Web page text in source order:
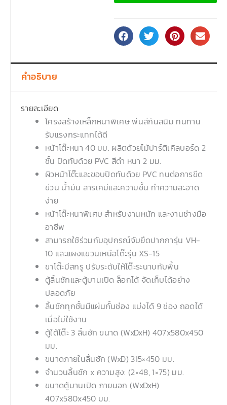
คำอธิบาย
รายละเอียด
โครงสร้างเหล็กหนาพิเศษ พ่นสีกันสนิม ทนทาน
รับแรงกระแทกได้ดี
หน้าโต๊ะหนา 40 มม. ผลิตด้วยไม้ปาร์ติเคิลบอร์ด 2
ชั้น ปิดทับด้วย PVC สีดำ หนา 2 มม.
ผิวหน้าโต๊ะและขอบปิดทับด้วย PVC ทนต่อการขีด
ข่วน น้ำมัน สารเคมีและความชื้น ทำความสะอาด
ง่าย
หน้าโต๊ะหนาพิเศษ สำหรับงานหนัก และงานช่างมือ
อาชีพ
สามารถใช้ร่วมกับอุปกรณ์จับยึดปากการุ่น VH-
10 และแผงแขวนเหนือโต๊ะรุ่น XS-15
ขาโต๊ะมีสกรู ปรับระดับให้โต๊ะระนาบกับพื้น
ตู้ลิ้นชักและตู้บานเปิด ล็อกได้ จัดเก็บได้อย่าง
ปลอดภัย
ลิ้นชักทุกชั้นมีแผ่นกั้นช่อง แบ่งได้ 9 ช่อง ถอดได้
เมื่อไม่ใช้งาน
ตู้ใต้โต๊ะ 3 ลิ้นชัก ขนาด (WxDxH) 407x580x450
มม.
ขนาดภายในลิ้นชัก (WxD) 315×450 มม.
จำนวนลิ้นชัก x ความสูง: (2×48, 1×75) มม.
ขนาดตู้บานเปิด ภายนอก (WxDxH)
407x580x450 มม.